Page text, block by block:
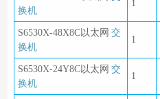
换机
1
S6530X-48X8C以太网 交
换机
1
S6530X-24Y8C以太网 交
换机
1